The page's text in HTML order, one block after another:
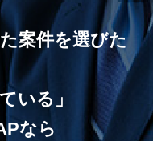
案件を選びた
いる」
なら